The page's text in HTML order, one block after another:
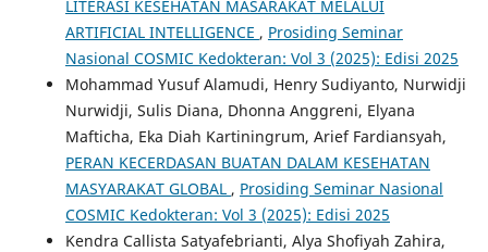
LITERASI KESEHATAN MASARAKAT MELALUI
ARTIFICIAL INTELLIGENCE , Prosiding Seminar
Nasional COSMIC Kedokteran: Vol 3 (2025): Edisi 2025
Mohammad Yusuf Alamudi, Henry Sudiyanto, Nurwidji
Nurwidji, Sulis Diana, Dhonna Anggreni, Elyana
Mafticha, Eka Diah Kartiningrum, Arief Fardiansyah,
PERAN KECERDASAN BUATAN DALAM KESEHATAN
MASYARAKAT GLOBAL , Prosiding Seminar Nasional
COSMIC Kedokteran: Vol 3 (2025): Edisi 2025
Kendra Callista Satyafebrianti, Alya Shofiyah Zahira,